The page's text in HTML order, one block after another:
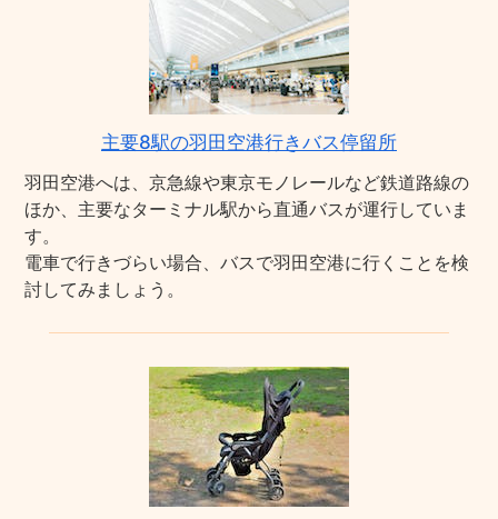
主要8駅の羽田空港行きバス停留所
羽田空港へは、京急線や東京モノレールなど鉄道路線の
ほか、主要なターミナル駅から直通バスが運行していま
す。
電車で行きづらい場合、バスで羽田空港に行くことを検
討してみましょう。